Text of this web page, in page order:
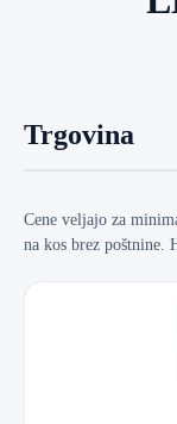
Trgovina
Cene veljajo za
na kos brez poštnine.